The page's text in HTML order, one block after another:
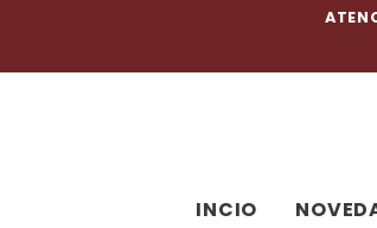
contenido
INCIO